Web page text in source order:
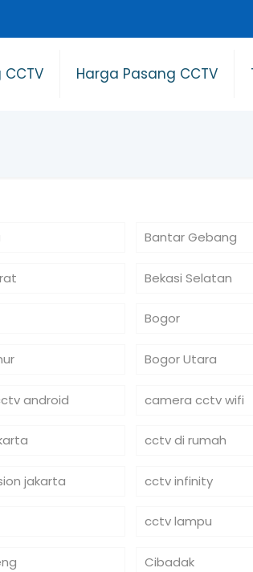
Harga Pasang CCTV
Bantar Gebang
Bekasi Selatan
Bogor
Bogor Utara
android camera cctv wifi
cctv di rumah
jakarta cctv infinity
cctv lampu
Cibadak